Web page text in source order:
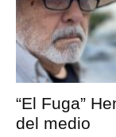
“El Fuga”
del medio